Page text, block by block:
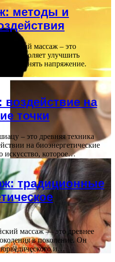
методы и
массаж – это
позволяет улучшить
и снять напряжение.
на
точки
– это древняя техника
на биоэнергетические
искусство, которое…
традиционные
массаж — это древнее
в поколение. Он
и…